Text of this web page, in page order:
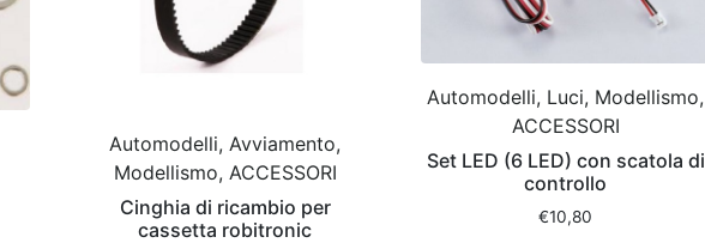
Automodelli, Avviamento,
Modellismo, ACCESSORI
Cinghia di ricambio per
cassetta robitronic
Automodelli, Luci, Modellismo,
ACCESSORI
Set LED (6 LED) con scatola di
controllo
€10,80